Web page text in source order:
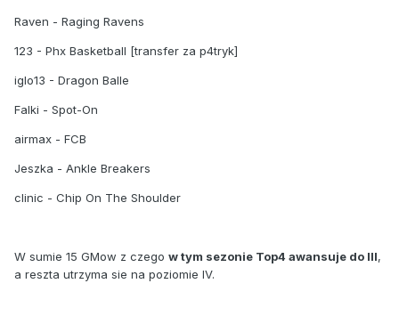
Raven - Raging Ravens
123 - Phx Basketball [transfer za p4tryk]
iglo13 - Dragon Balle
Falki - Spot-On
airmax - FCB
Jeszka - Ankle Breakers
clinic - Chip On The Shoulder
W sumie 15 GMow z czego w tym sezonie Top4 awansuje do III,
a reszta utrzyma sie na poziomie IV.